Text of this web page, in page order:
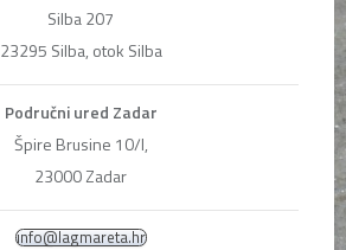
Silba 207
23295 Silba, otok Silba
Područni ured Zadar
Špire Brusine 10/I,
23000 Zadar
info@lagmareta.hr